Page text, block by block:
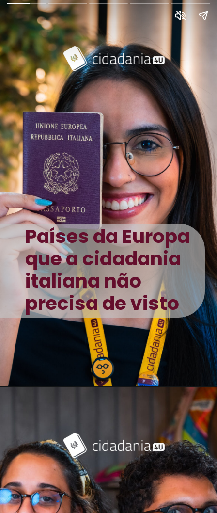
Países da Europa
que a cidadania
italiana não
precisa de visto